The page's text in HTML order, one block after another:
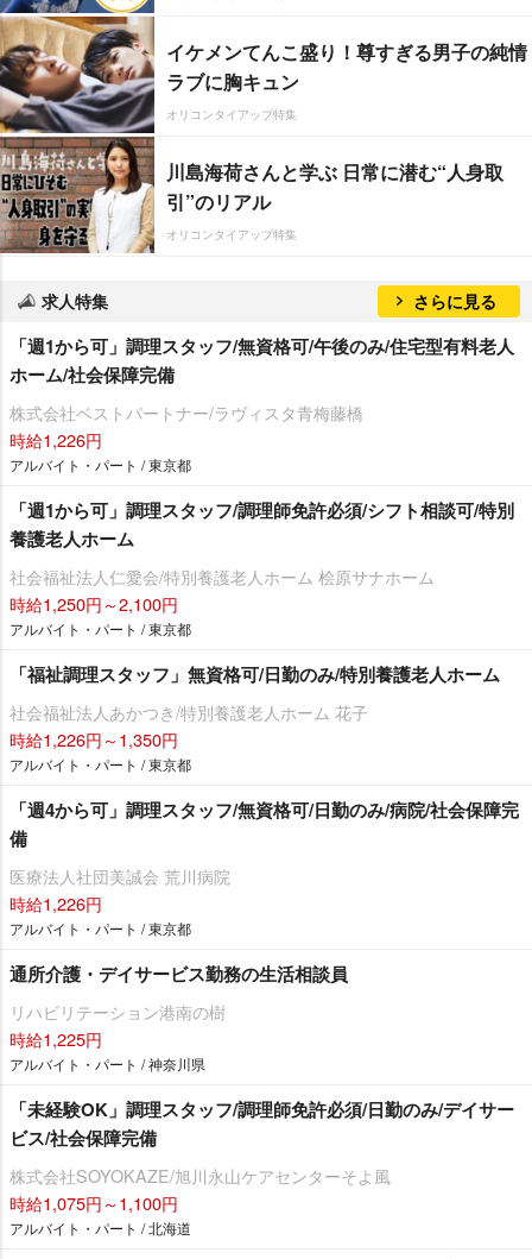
イケメンてんこ盛り！尊すぎる男子の純情
ラブに胸キュン
オリコンタイアップ特集
川島海荷さんと学ぶ 日常に潜む“人身取
引”のリアル
オリコンタイアップ特集
求人特集 さらに見る
「週1から可」調理スタッフ/無資格可/午後のみ/住宅型有料老人
ホーム/社会保障完備
株式会社ベストパートナー/ラヴィスタ青梅藤橋
時給1,226円
アルバイト・パート / 東京都
「週1から可」調理スタッフ/調理師免許必須/シフト相談可/特別
養護老人ホーム
社会福祉法人仁愛会/特別養護老人ホーム 桧原サナホーム
時給1,250円～2,100円
アルバイト・パート / 東京都
「福祉調理スタッフ」無資格可/日勤のみ/特別養護老人ホーム
社会福祉法人あかつき/特別養護老人ホーム 花子
時給1,226円～1,350円
アルバイト・パート / 東京都
「週4から可」調理スタッフ/無資格可/日勤のみ/病院/社会保障完
備
医療法人社団美誠会 荒川病院
時給1,226円
アルバイト・パート / 東京都
通所介護・デイサービス勤務の生活相談員
リハビリテーション港南の樹
時給1,225円
アルバイト・パート / 神奈川県
「未経験OK」調理スタッフ/調理師免許必須/日勤のみ/デイサー
ビス/社会保障完備
株式会社SOYOKAZE/旭川永山ケアセンターそよ風
時給1,075円～1,100円
アルバイト・パート / 北海道